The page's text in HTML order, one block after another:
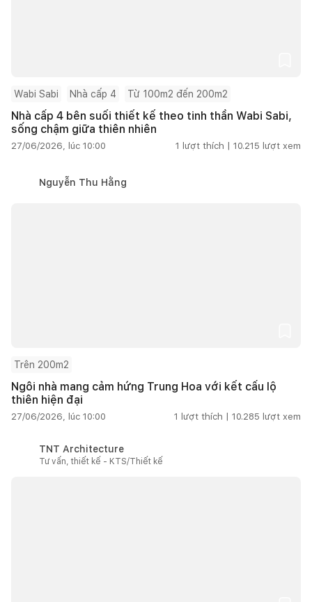
Wabi Sabi Nhà cấp 4 Từ 100m2 đến 200m2
Nhà cấp 4 bên suối thiết kế theo tinh thần Wabi Sabi,
sống chậm giữa thiên nhiên
27/06/2026, lúc 10:00 1 lượt thích | 10.215 lượt xem
Nguyễn Thu Hằng
Trên 200m2
Ngôi nhà mang cảm hứng Trung Hoa với kết cấu lộ
thiên hiện đại
27/06/2026, lúc 10:00 1 lượt thích | 10.285 lượt xem
TNT Architecture
Tư vấn, thiết kế - KTS/Thiết kế